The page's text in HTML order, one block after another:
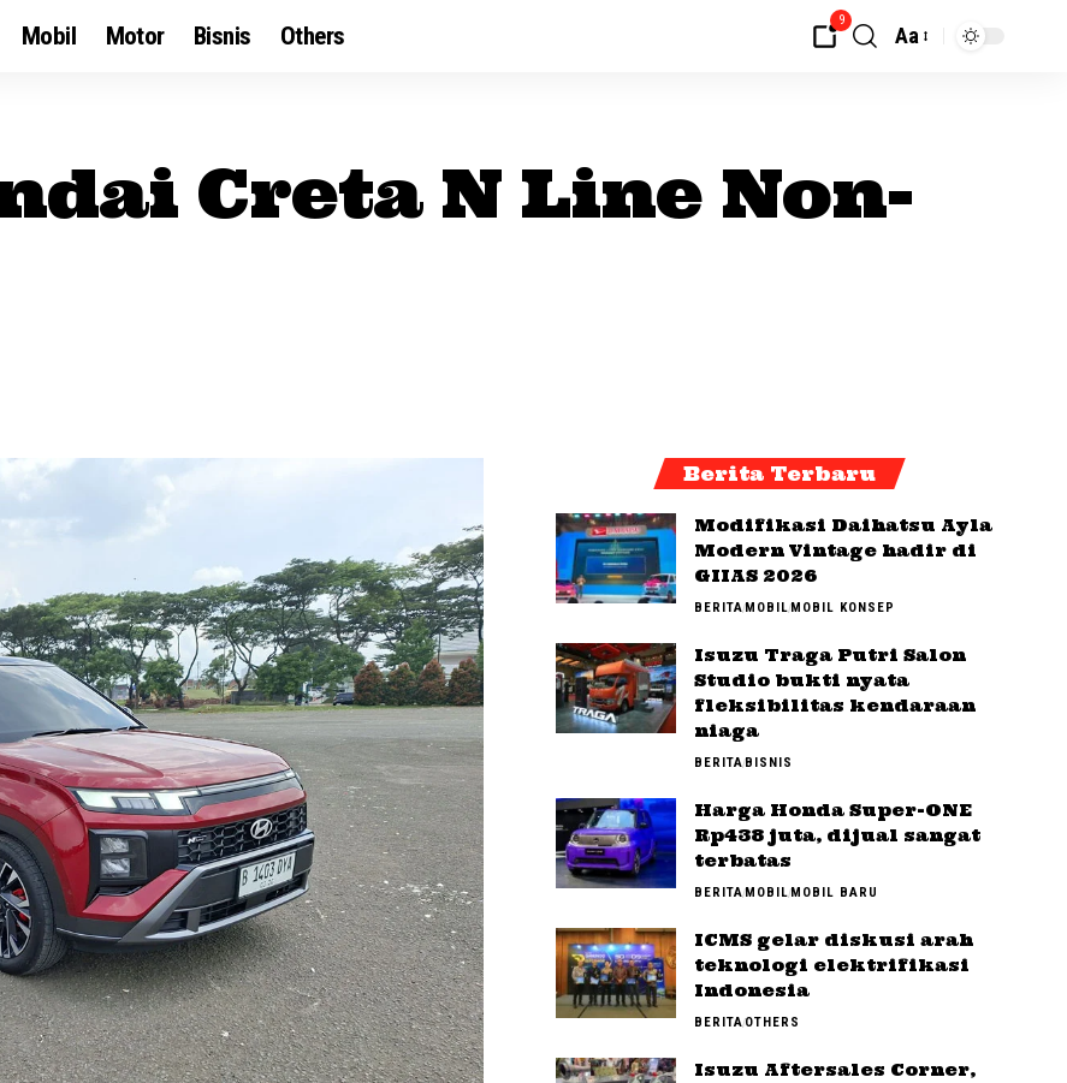
Mobil Motor Bisnis Others
9
Aa
Creta N Line Non-
Berita Terbaru
Modifikasi Daihatsu Ayla
Modern Vintage hadir di
GIIAS 2026
BERITAMOBILMOBIL KONSEP
Isuzu Traga Putri Salon
Studio bukti nyata
fleksibilitas kendaraan
niaga
BERITABISNIS
Harga Honda Super-ONE
Rp438 juta, dijual sangat
terbatas
BERITAMOBILMOBIL BARU
ICMS gelar diskusi arah
teknologi elektrifikasi
Indonesia
BERITAOTHERS
Isuzu Aftersales Corner,